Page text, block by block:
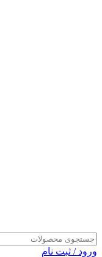
ورود / ثبت نام